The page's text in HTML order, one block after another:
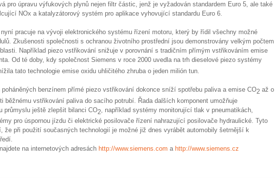
pro úpravu výfukových plynů nejen filtr částic, jenž je vyžadován standardem Euro 5, ale také
NOx a katalyzátorový systém pro aplikace vyhovující standardu Euro 6.
nyní pracuje na vývoji elektronického systému řízení motoru, který by řídil všechny možné
Zkušenosti společnosti s ochranou životního prostřední jsou demonstrovány velkým počtem
Například piezo vstřikování snižuje v porovnání s tradičním přímým vstřikováním emise
Od té doby, kdy společnost Siemens v roce 2000 uvedla na trh dieselové piezo systémy
tato technologie emise oxidu uhličitého zhruba o jeden milión tun.
poháněných benzínem přímé piezo vstřikování dokonce sníží spotřebu paliva a emise CO2 až o
běžnému vstřikování paliva do sacího potrubí. Řada dalších komponent umožňuje
průmyslu ještě zlepšit bilanci CO2 , například systémy monitorující tlak v pneumatikách,
pro úspornou jízdu či elektrické posilovače řízení nahrazující posilovače hydraulické. Tyto
že při použití současných technologií je možné již dnes vyrábět automobily šetrnější k
na internetových adresách http://www.siemens.com a http://www.siemens.cz